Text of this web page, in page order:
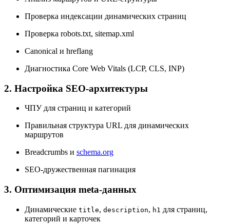
Проверка индексации динамических страниц
Проверка robots.txt, sitemap.xml
Canonical и hreflang
Диагностика Core Web Vitals (LCP, CLS, INP)
2. Настройка SEO-архитектуры
ЧПУ для страниц и категорий
Правильная структура URL для динамических
маршрутов
Breadcrumbs и schema.org
SEO-дружественная пагинация
3. Оптимизация meta-данных
Динамические title, description, h1 для страниц,
категорий и карточек